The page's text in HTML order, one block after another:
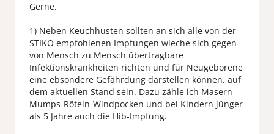
Gerne.
1) Neben Keuchhusten sollten an sich alle von der
STIKO empfohlenen Impfungen wleche sich gegen
von Mensch zu Mensch übertragbare
Infektionskrankheiten richten und für Neugeborene
eine ebsondere Gefährdung darstellen können, auf
dem aktuellen Stand sein. Dazu zähle ich Masern-
Mumps-Röteln-Windpocken und bei Kindern jünger
als 5 Jahre auch die Hib-Impfung.